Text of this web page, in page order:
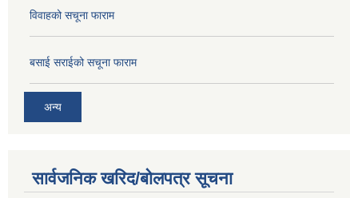
विवाहको सचूना फाराम
बसाई सराईको सचूना फाराम
अन्य
सार्वजनिक खरिद/बोलपत्र सूचना